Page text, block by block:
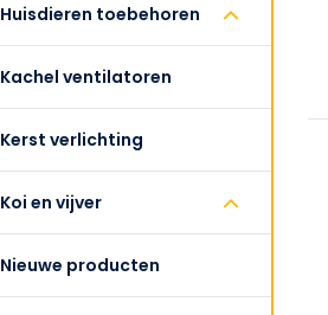
Huisdieren toebehoren
Kachel ventilatoren
Kerst verlichting
Koi en vijver
Nieuwe producten